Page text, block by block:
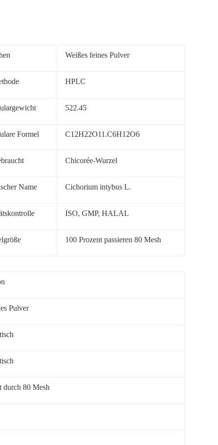
Weißes feines Pulver
HPLC
522.45
Formel C12H22O11.C6H12O6
Chicorée-Wurzel
Name Cichorium intybus L.
ISO, GMP, HALAL
100 Prozent passieren 80 Mesh
Pulver
durch 80 Mesh